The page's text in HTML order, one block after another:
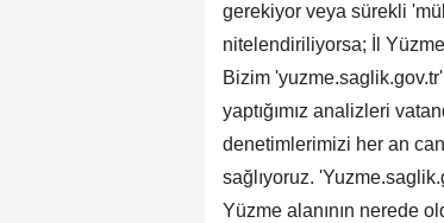
gerekiyor veya sürekli
nitelendiriliyorsa; İl
Bizim
yaptığımız analizleri
denetimlerimizi her an
sağlıyoruz.
Yüzme alanının nerede